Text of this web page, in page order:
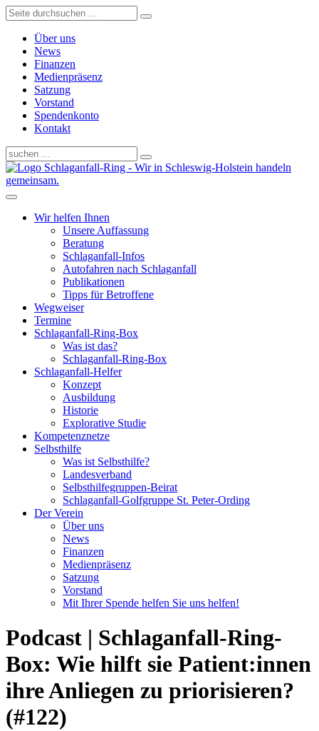
Über uns
News
Finanzen
Medienpräsenz
Satzung
Vorstand
Spendenkonto
Kontakt
Schlaganfall-Ring - Wir in Schleswig-Holstein handeln
gemeinsam.
Wir helfen Ihnen
Unsere Auffassung
Beratung
Schlaganfall-Infos
Autofahren nach Schlaganfall
Publikationen
Tipps für Betroffene
Wegweiser
Termine
Schlaganfall-Ring-Box
Was ist das?
Schlaganfall-Ring-Box
Schlaganfall-Helfer
Konzept
Ausbildung
Historie
Explorative Studie
Kompetenznetze
Selbsthilfe
Was ist Selbsthilfe?
Landesverband
Selbsthilfegruppen-Beirat
Schlaganfall-Golfgruppe St. Peter-Ording
Der Verein
Über uns
News
Finanzen
Medienpräsenz
Satzung
Vorstand
Mit Ihrer Spende helfen Sie uns helfen!
Podcast | Schlaganfall-Ring-
Box: Wie hilft sie Patient:innen
ihre Anliegen zu priorisieren?
(#122)